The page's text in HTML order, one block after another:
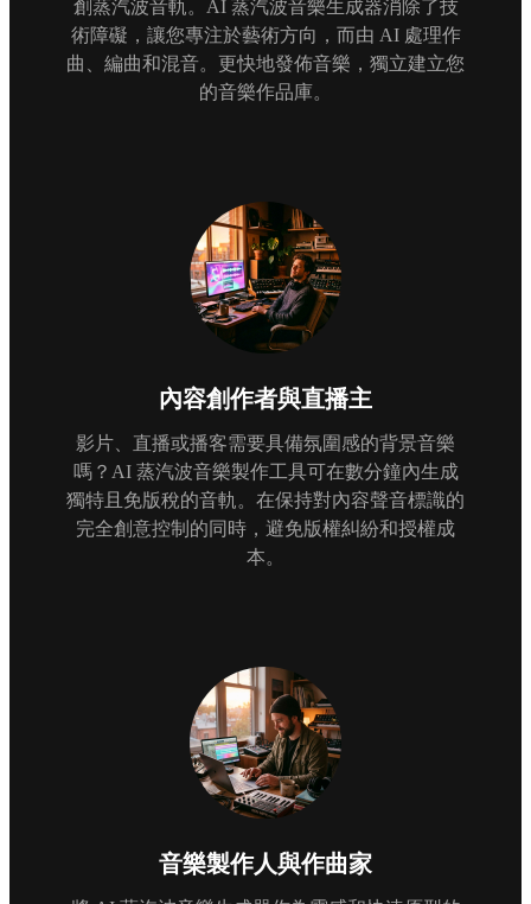
創蒸汽波音軌。AI 蒸汽波音樂生成器消除了技
術障礙，讓您專注於藝術方向，而由 AI 處理作
曲、編曲和混音。更快地發佈音樂，獨立建立您
的音樂作品庫。
內容創作者與直播主
影片、直播或播客需要具備氛圍感的背景音樂
嗎？AI 蒸汽波音樂製作工具可在數分鐘內生成
獨特且免版稅的音軌。在保持對內容聲音標識的
完全創意控制的同時，避免版權糾紛和授權成
本。
音樂製作人與作曲家